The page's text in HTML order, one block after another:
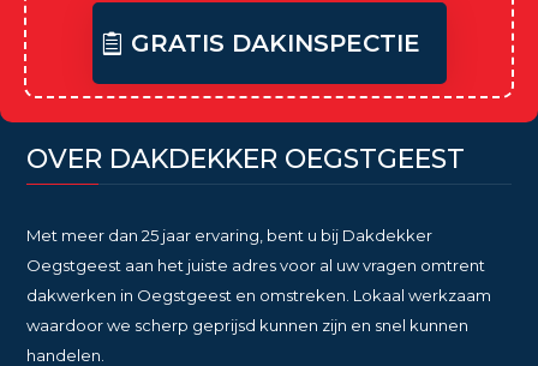
GRATIS DAKINSPECTIE
OVER DAKDEKKER OEGSTGEEST
Met meer dan 25 jaar ervaring, bent u bij Dakdekker
Oegstgeest aan het juiste adres voor al uw vragen omtrent
dakwerken in Oegstgeest en omstreken. Lokaal werkzaam
waardoor we scherp geprijsd kunnen zijn en snel kunnen
handelen.